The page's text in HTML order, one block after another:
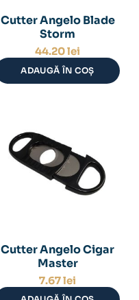
Cutter Angelo Blade
Storm
44.20lei
ADAUGĂ ÎN COȘ
Cutter Angelo Cigar
Master
7.67lei